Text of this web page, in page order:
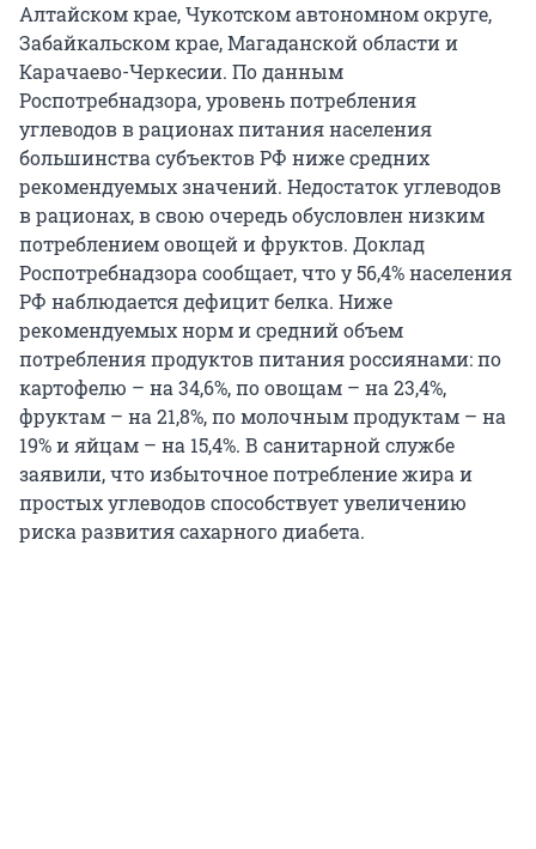
Алтайском крае, Чукотском автономном округе,
Забайкальском крае, Магаданской области и
Карачаево-Черкесии. По данным
Роспотребнадзора, уровень потребления
углеводов в рационах питания населения
большинства субъектов РФ ниже средних
рекомендуемых значений. Недостаток углеводов
в рационах, в свою очередь обусловлен низким
потреблением овощей и фруктов. Доклад
Роспотребнадзора сообщает, что у 56,4% населения
РФ наблюдается дефицит белка. Ниже
рекомендуемых норм и средний объем
потребления продуктов питания россиянами: по
картофелю – на 34,6%, по овощам – на 23,4%,
фруктам – на 21,8%, по молочным продуктам – на
19% и яйцам – на 15,4%. В санитарной службе
заявили, что избыточное потребление жира и
простых углеводов способствует увеличению
риска развития сахарного диабета.